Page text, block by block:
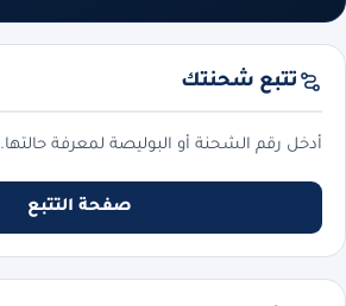
تتبع شحنتك
أدخل رقم الشحنة أو البوليصة لمعرفة حالتها.
صفحة التتبع